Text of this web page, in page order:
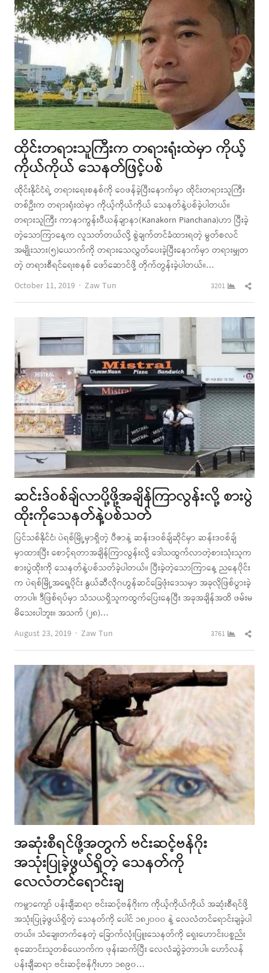
ထိုင်းတရားသူကြီးက တရားရုံးထဲမှာ ကိုယ့်
ကိုယ်ကိုယ် သေနတ်ဖြင့်ပစ်
ထိုင်းနိုင်ငံရဲ့ တရားရေးစနစ်ကို ဝေဖန်ခဲ့ပြီးနောက်မှာ ထိုင်းတရားသူကြီး
တစ်ဦးက တရားရုံးထဲမှာ ကိုယ့်ကိုယ်ကိုယ် သေနတ်နဲ့ပစ်ခဲ့ပါတယ်။
တရားသူကြီး ကာနာကွန်းပီယန်ချာနာ(Kanakorn Pianchana)ဟာ ပြီးခဲ့
တဲ့သောကြာနေ့က လူသတ်တယ်လို့ စွဲချက်တင်ခံထားရတဲ့ မွတ်စလင်
အမျိုးသား(၅)ယောက်ကို တရားသေလွှတ်ပေးခဲ့ပြီးနောက်မှာ တရားမျှတ
တဲ့ တရားစီရင်ရေးစနစ် ဖော်ဆောင်ဖို့ တိုက်တွန်းခဲ့ပါတယ်။…
October 11, 2019
Author
Zaw Tun 3201
ဆင်းဒ်ဝစ်ချ်လာပို့ဖို့အချိန်ကြာလွန်းလို့ စားပွဲ
ထိုးကိုသေနတ်နဲ့ပစ်သတ်
ပြင်သစ်နိုင်ငံ၊ ပဲရစ်မြို့မှာရှိတဲ့ ပီဇာနဲ့ ဆန်းဒဝစ်ချ်ဆိုင်မှာ ဆန်းဒဝစ်ချ်
မှာထားပြီး စောင့်ရတာအချိန်ကြာလွန်းလို့ ဒေါသထွက်လာတဲ့စားသုံးသူက
စားပွဲထိုးကို သေနတ်နဲ့ပစ်သတ်ခဲ့ပါတယ်။ ပြီးခဲ့တဲ့သောကြာနေ့ ညနေပိုင်း
က ပဲရစ်မြို့အရှေ့ပိုင်း နွယ်ဆီလိုဂဟွန်ဆင်ခြေဖုံးဒေသမှာ အခုလိုဖြစ်ပွားခဲ့
တာပါ။ ဒီဖြစ်ရပ်မှာ သံသယရှိသူကထွက်ပြေးနေပြီး အခုအချိန်အထိ ဖမ်းမ
မိသေးပါဘူး။ အသက် (၂၈)…
August 23, 2019
Author
Zaw Tun 3761
အဆုံးစီရင်ဖို့အတွက် ဗင်းဆင့်ဗန်ဂိုး
အသုံးပြုခဲ့ဖွယ်ရှိတဲ့ သေနတ်ကို
လေလံတင်ရောင်းချ
ကမ္ဘာကျော် ပန်းချီဆရာ ဗင်းဆင့်ဗန်ဂိုးက ကိုယ့်ကိုယ်ကိုယ် အဆုံးစီရင်ဖို့
အသုံးပြုခဲ့ဖွယ်ရှိတဲ့ သေနတ်ကို ပေါင် ၁၈၂၀၀၀ နဲ့ လေလံတင်ရောင်းချခဲ့ပါ
တယ်။ သံချေးတက်နေတဲ့ ခြောက်လုံးပြူးသေနတ်ကို ရှေးဟောင်းပစ္စည်း
စုဆောင်းသူတစ်ယောက်က ဖုန်းဆက်ပြီး လေလံဆွဲခဲ့တာပါ။ ဟော်လန်
ပန်းချီဆရာ ဗင်းဆင့်ဗန်ဂိုးဟာ ၁၈၉၀…